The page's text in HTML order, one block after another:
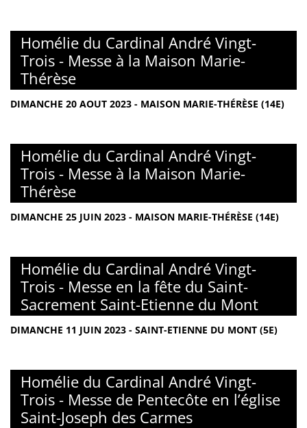
Homélie du Cardinal André Vingt-
Trois - Messe à la Maison Marie-
Thérèse
DIMANCHE 20 AOUT 2023 - MAISON MARIE-THÉRÈSE (14E)
Homélie du Cardinal André Vingt-
Trois - Messe à la Maison Marie-
Thérèse
DIMANCHE 25 JUIN 2023 - MAISON MARIE-THÉRÈSE (14E)
Homélie du Cardinal André Vingt-
Trois - Messe en la fête du Saint-
Sacrement Saint-Etienne du Mont
DIMANCHE 11 JUIN 2023 - SAINT-ETIENNE DU MONT (5E)
Homélie du Cardinal André Vingt-
Trois - Messe de Pentecôte en l’église
Saint-Joseph des Carmes